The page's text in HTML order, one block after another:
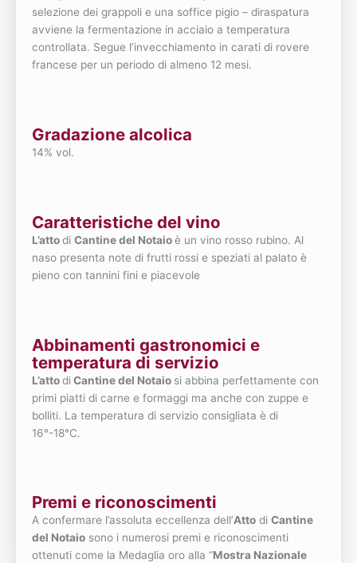
selezione dei grappoli e una soffice pigio – diraspatura
avviene la fermentazione in acciaio a temperatura
controllata. Segue l’invecchiamento in carati di rovere
francese per un periodo di almeno 12 mesi.
Gradazione alcolica
14% vol.
Caratteristiche del vino
L’attodi Cantine del Notaioè un vino rosso rubino. Al
naso presenta note di frutti rossi e speziati al palato è
pieno con tannini fini e piacevole
Abbinamenti gastronomici e
temperatura di servizio
L’attodiCantine del Notaio si abbina perfettamente con
primi piatti di carne e formaggi ma anche con zuppe e
bolliti. La temperatura di servizio consigliata è di
16°-18°C.
Premi e riconoscimenti
A confermare l’assoluta eccellenza dell’Atto di Cantine
del Notaio sono i numerosi premi e riconoscimenti
ottenuti come la Medaglia oro alla “Mostra Nazionale